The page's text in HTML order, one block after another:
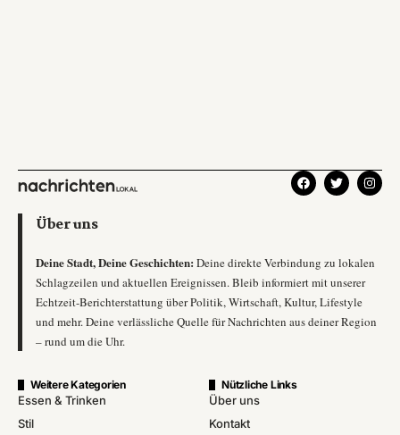
Über uns
Deine Stadt, Deine Geschichten: Deine direkte Verbindung zu lokalen
Schlagzeilen und aktuellen Ereignissen. Bleib informiert mit unserer
Echtzeit-Berichterstattung über Politik, Wirtschaft, Kultur, Lifestyle
und mehr. Deine verlässliche Quelle für Nachrichten aus deiner Region
– rund um die Uhr.
Weitere Kategorien
Essen & Trinken
Stil
Nützliche Links
Über uns
Kontakt